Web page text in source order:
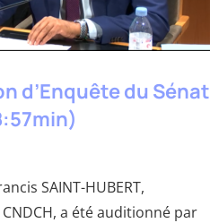
d’Enquête du Sénat
SAINT-HUBERT,
a été auditionné par